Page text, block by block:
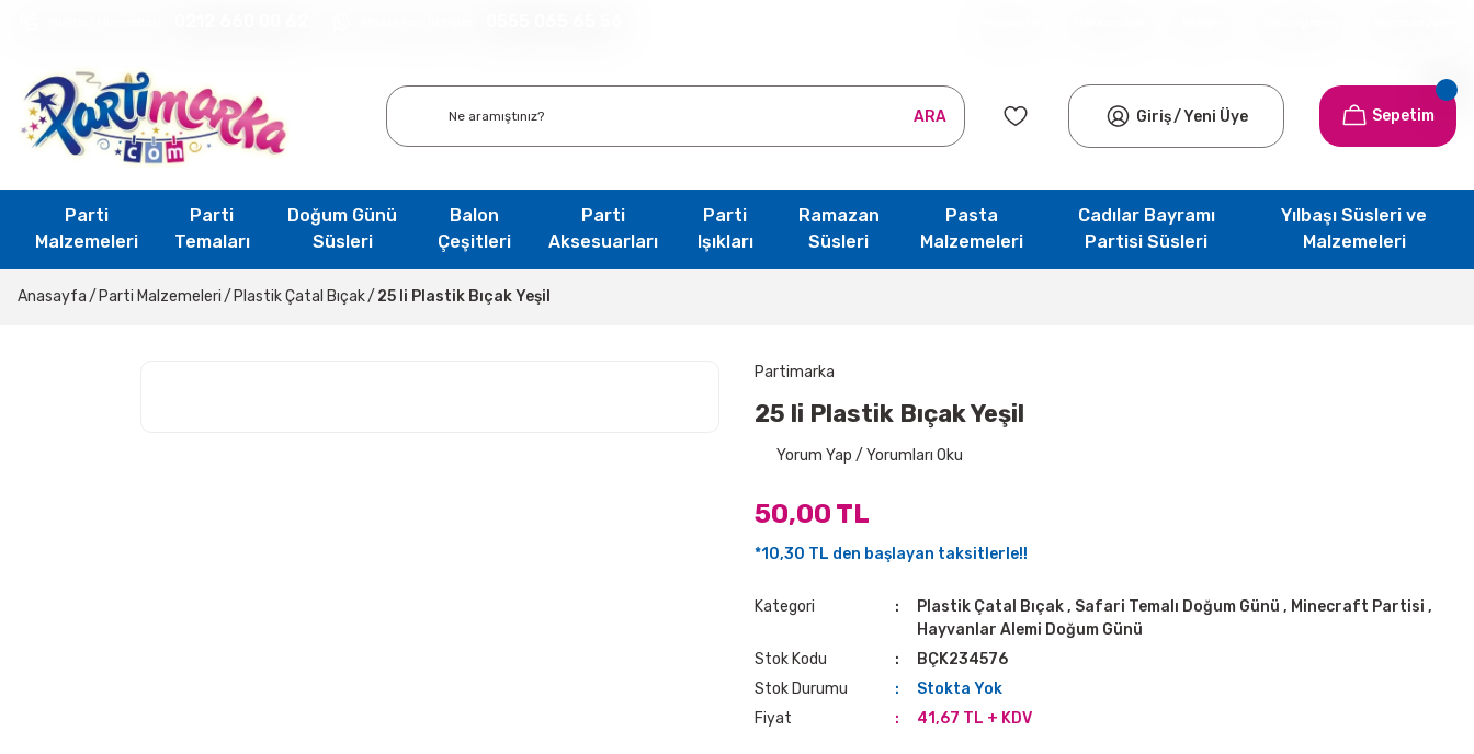
ARA Giriş/Yeni Üye Sepetim
Parti
Malzemeleri
Parti
Temaları
Doğum Günü
Süsleri
Balon
Çeşitleri
Parti
Aksesuarları
Parti
Işıkları
Ramazan
Süsleri
Pasta
Malzemeleri
Cadılar Bayramı
Partisi Süsleri
Yılbaşı Süsleri ve
Malzemeleri
Anasayfa Parti Malzemeleri Plastik Çatal Bıçak 25 li Plastik Bıçak Yeşil
Partimarka
25 li Plastik Bıçak Yeşil
Yorum Yap / Yorumları Oku
50,00 TL
*10,30 TL den başlayan taksitlerle!!
Kategori Plastik Çatal Bıçak, Safari Temalı Doğum Günü , Minecraft Partisi ,
Hayvanlar Alemi Doğum Günü
Stok Kodu
BÇK234576
Stok Durumu
Stokta Yok
Fiyat
41,67 TL + KDV